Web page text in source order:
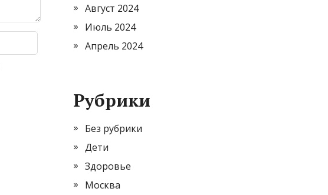
Август 2024
Июль 2024
Апрель 2024
Рубрики
Без рубрики
Дети
Здоровье
Москва